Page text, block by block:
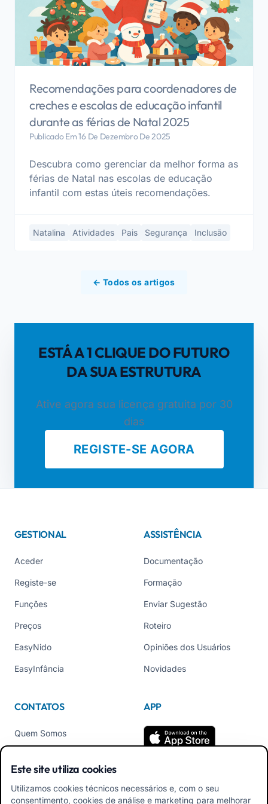
Recomendações para coordenadores de
creches e escolas de educação infantil
durante as férias de Natal 2025
Publicado Em 16 De Dezembro De 2025
Descubra como gerenciar da melhor forma as
férias de Natal nas escolas de educação
infantil com estas úteis recomendações.
Natalina Atividades Pais Segurança Inclusão
← Todos os artigos
ESTÁ A 1 CLIQUE DO FUTURO
DA SUA ESTRUTURA
Ative agora sua licença gratuita por 30
dias
REGISTE-SE AGORA
GESTIONAL
Aceder
Registe-se
Funções
Preços
EasyNido
EasyInfância
ASSISTÊNCIA
Documentação
Formação
Enviar Sugestão
Roteiro
Opiniões dos Usuários
Novidades
CONTATOS
Quem Somos
Tel +39 02 84152514
APP
Baixe o APK do App para
Este site utiliza cookies
Utilizamos cookies técnicos necessários e, com o seu
consentimento, cookies de análise e marketing para melhorar